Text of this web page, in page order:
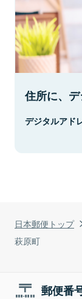
日本郵便トップ
萩原町
住所に、デ
デジタルアド
郵便番